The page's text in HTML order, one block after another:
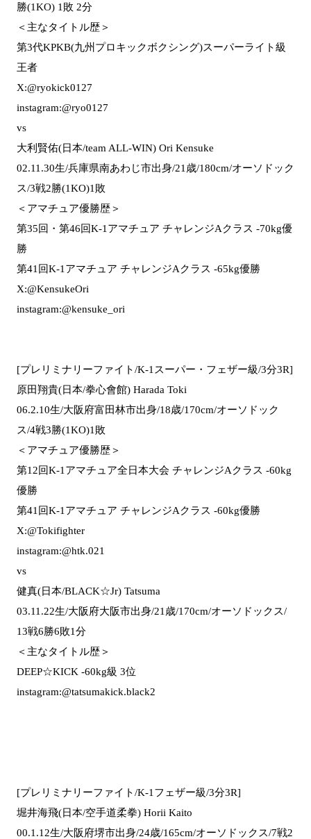
勝(1KO) 1敗 2分
＜主なタイトル歴＞
第3代KPKB(九州プロキックボクシング)スーパーライト級
王者
X:@ryokick0127
instagram:@ryo0127
vs
大利賢佑(日本/team ALL-WIN) Ori Kensuke
02.11.30生/兵庫県南あわじ市出身/21歳/180cm/オーソドック
ス/3戦2勝(1KO)1敗
＜アマチュア優勝歴＞
第35回・第46回K-1アマチュア チャレンジAクラス -70kg優
勝
第41回K-1アマチュア チャレンジAクラス -65kg優勝
X:@KensukeOri
instagram:@kensuke_ori
[プレリミナリーファイト/K-1スーパー・フェザー級/3分3R]
原田翔貴(日本/拳心會館) Harada Toki
06.2.10生/大阪府富田林市出身/18歳/170cm/オーソドック
ス/4戦3勝(1KO)1敗
＜アマチュア優勝歴＞
第12回K-1アマチュア全日本大会 チャレンジAクラス -60kg
優勝
第41回K-1アマチュア チャレンジAクラス -60kg優勝
X:@Tokifighter
instagram:@htk.021
vs
健真(日本/BLACK☆Jr) Tatsuma
03.11.22生/大阪府大阪市出身/21歳/170cm/オーソドックス/
13戦6勝6敗1分
＜主なタイトル歴＞
DEEP☆KICK -60kg級 3位
instagram:@tatsumakick.black2
[プレリミナリーファイト/K-1フェザー級/3分3R]
堀井海飛(日本/空手道柔拳) Horii Kaito
00.1.12生/大阪府堺市出身/24歳/165cm/オーソドックス/7戦2